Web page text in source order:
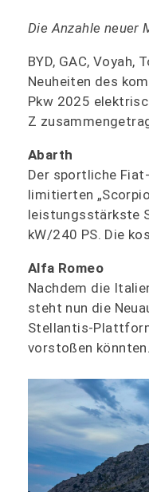
Die Anzahle neuer
BYD, GAC,
Neuheiten des
Pkw 2025
Z
Abarth
Der sportliche
limitierten
leistungsstärkste
kW/240 PS. Die
Alfa Romeo
Nachdem die
steht nun die
Stellantis-
vorstoßen